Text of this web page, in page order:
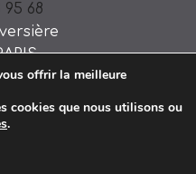
95 68
offrir la meilleure
cookies que nous utilisons ou
.